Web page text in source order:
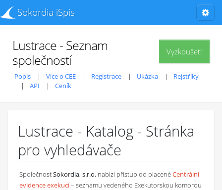
Sokordia iSpis
Vyzkoušet!
Lustrace - Seznam
společností
Popis Více o CEE Registrace Ukázka
Rejstříky
API
Ceník
Lustrace - Katalog - Stránka
pro vyhledávače
SpolečnostSokordia, s.r.o. nabízí přístup do placenéCentrální
evidence exekucí– seznamu vedeného Exekutorskou komorou